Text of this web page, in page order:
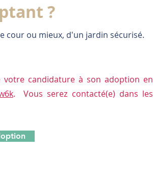
?
cour ou mieux, d'un jardin sécurisé.
votre candidature à son adoption en
. Vous serez contacté(e) dans les